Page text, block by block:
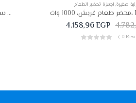
خلاط فاكيوم تورنيدو 1000 وات سعة 1.5 لتر دورق إضافي سعة 0.6 لتر أبيض
صغيرة, اجهزة تحضير الطعام
4.158,96EGP
( 0